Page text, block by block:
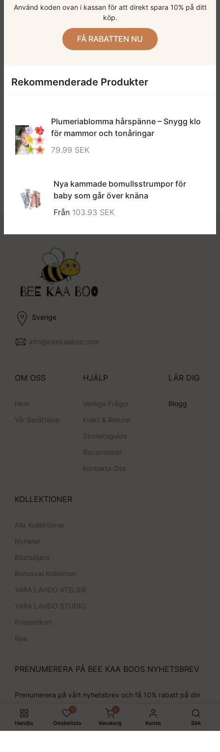
Använd koden ovan i kassan för att direkt spara 10% på ditt
köp.
FÅ RABATTEN NU
Rekommenderade Produkter
Plumeriablomma hårspänne – Snygg klo
för mammor och tonåringar
79.99 SEK
Nya kammade bomullsstrumpor för
baby som går över knäna
Från 103.93 SEK
FORTSÄTT LÄSA
Sverige
info@beekaaboo.com
OM OSS
Hem
Vår Berättelse
HJÄLP
Vanliga Frågor
Frakt & Returer
Storleksguide
Recensioner
Kontakta Oss
LÄR DIG
Blogg
KOLLEKTIONER
Alla Kollektioner
Nyheter
Bästsäljare
Bonusval Kollektion
YARA LAHDO ATELIER
YARA LAHDO STUDIO
Presentkort
Rea
PRENUMERERA PÅ BEE KAA BOOS NYHETSBREV
Prenumerera på vårt nyhetsbrev och få 10% rabatt på din
Handla
0
Önskelista
0
Varukorg Konto Sök